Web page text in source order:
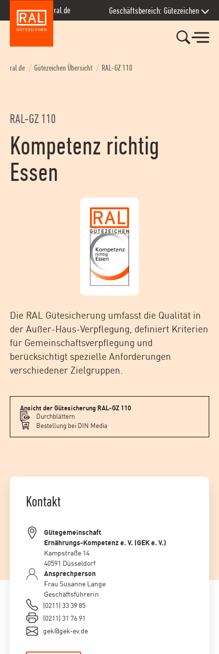
Zur Hauptnavigation springen
Zum Seiteninhalt springen
Zum Kontakt springen
Zum Footer springen
ral.de Geschäftsbereich: Gütezeichen
ral.de Gütezeichen Übersicht RAL-GZ 110
RAL-GZ 110
Kompetenz richtig
Essen
Die RAL Gütesicherung umfasst die Qualität in
der Außer-Haus-Verpflegung, definiert Kriterien
für Gemeinschaftsverpflegung und
berücksichtigt spezielle Anforderungen
verschiedener Zielgruppen.
Ansicht der Gütesicherung RAL-GZ 110
Durchblättern
Bestellung bei DIN Media
Kontakt
Gütegemeinschaft
Ernährungs-Kompetenz e. V. (GEK e. V.)
Kampstraße 14
40591 Düsseldorf
Ansprechperson
Frau Susanne Lange
Geschäftsführerin
(0211) 33 39 85
(0211) 31 76 91
gek@gek-ev.de